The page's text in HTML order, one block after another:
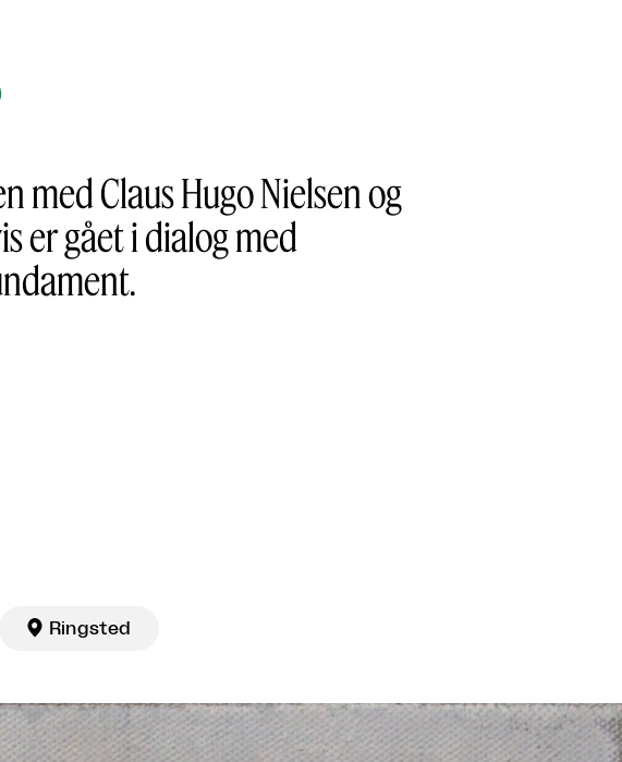
Claus Hugo Nielsen og
er gået i dialog med
 Ringsted